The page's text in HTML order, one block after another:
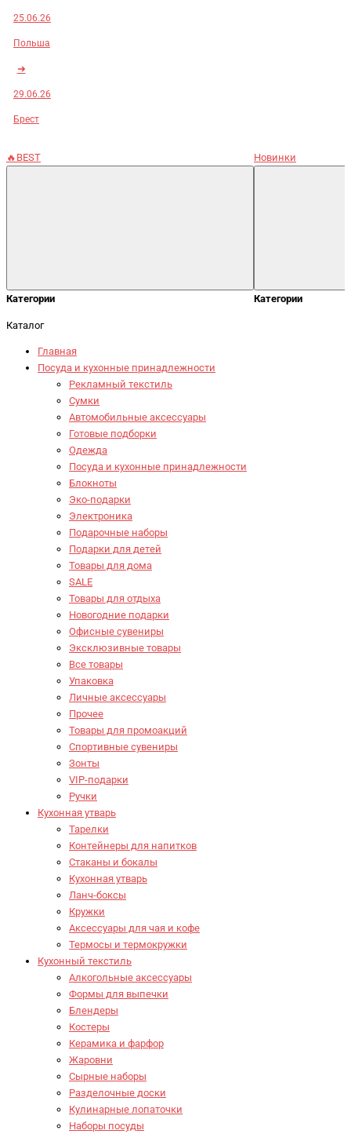
25.06.26
Польша
➜
29.06.26
Брест
🔥BEST
Категории
Новинки
Категории
Каталог
Главная
Посуда и кухонные принадлежности
Рекламный текстиль
Сумки
Автомобильные аксессуары
Готовые подборки
Одежда
Посуда и кухонные принадлежности
Блокноты
Эко-подарки
Электроника
Подарочные наборы
Подарки для детей
Товары для дома
SALE
Товары для отдыха
Новогодние подарки
Офисные сувениры
Эксклюзивные товары
Все товары
Упаковка
Личные аксессуары
Прочее
Товары для промоакций
Спортивные сувениры
Зонты
VIP-подарки
Ручки
Кухонная утварь
Тарелки
Контейнеры для напитков
Стаканы и бокалы
Кухонная утварь
Ланч-боксы
Кружки
Аксессуары для чая и кофе
Термосы и термокружки
Кухонный текстиль
Алкогольные аксессуары
Формы для выпечки
Блендеры
Костеры
Керамика и фарфор
Жаровни
Сырные наборы
Разделочные доски
Кулинарные лопаточки
Наборы посуды